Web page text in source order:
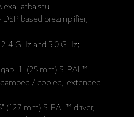
atbalstu
based preamplifier,
GHz and 5.0 GHz;
1" (25 mm) S-PAL™
/ cooled, extended
(127 mm) S-PAL™ driver,